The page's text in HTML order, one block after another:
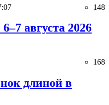
148
августа 2026
168
длиной в